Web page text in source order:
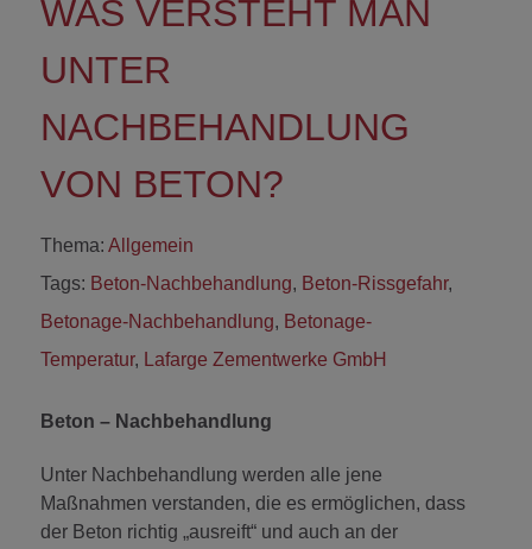
WAS VERSTEHT MAN
UNTER
NACHBEHANDLUNG
VON BETON?
Thema: Allgemein
Tags: Beton-Nachbehandlung, Beton-Rissgefahr,
Betonage-Nachbehandlung, Betonage-
Temperatur, Lafarge Zementwerke GmbH
Beton – Nachbehandlung
Unter Nachbehandlung werden alle jene
Maßnahmen verstanden, die es ermöglichen, dass
der Beton richtig „ausreift“ und auch an der